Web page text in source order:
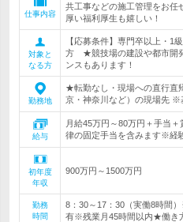
仕事内容
共工事などの施工管理をお
厚い福利厚生も嬉しい！
対象と
なる方
【応募条件】専門卒以上・1
方 ★競技場の建設や都市開
ンスもあります！
勤務地
★転勤なし・現場への直行直
京・神奈川など）の現場先 ※
給与
月給45万円～80万円＋手当
律の固定手当を含みます※経
初年度
年収
900万円～1500万円
勤務
時間
8：30～17：30（実働8時間
有※残業月45時間以内★働き